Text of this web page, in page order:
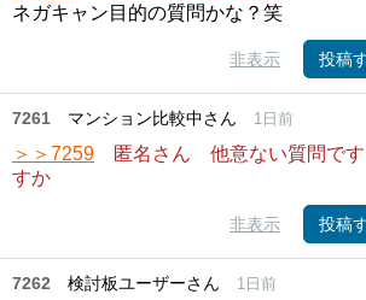
ネガキャン目的の質問かな？笑
非表示 投稿
7261 マンション比較中さん 1日前
＞＞7259 匿名さん 他意ない質問で
すか
非表示 投稿
7262 検討板ユーザーさん 1日前